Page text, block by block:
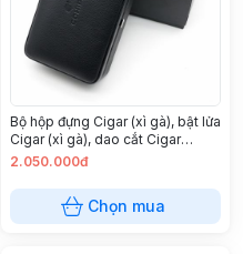
Bộ hộp đựng Cigar (xì gà), bật lửa
Cigar (xì gà), dao cắt Cigar
Cohiba
2.050.000đ
Chọn mua